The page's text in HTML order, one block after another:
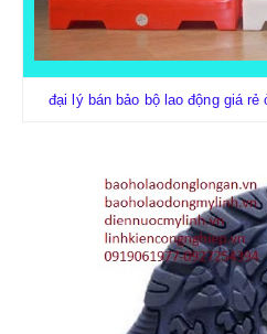
PCCC
DỤNG CỤ PHÒNG CHÁY
đại lý bán bảo bộ lao động giá